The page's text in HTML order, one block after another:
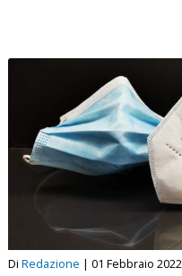
Di Redazione | 01 Febbraio 2022